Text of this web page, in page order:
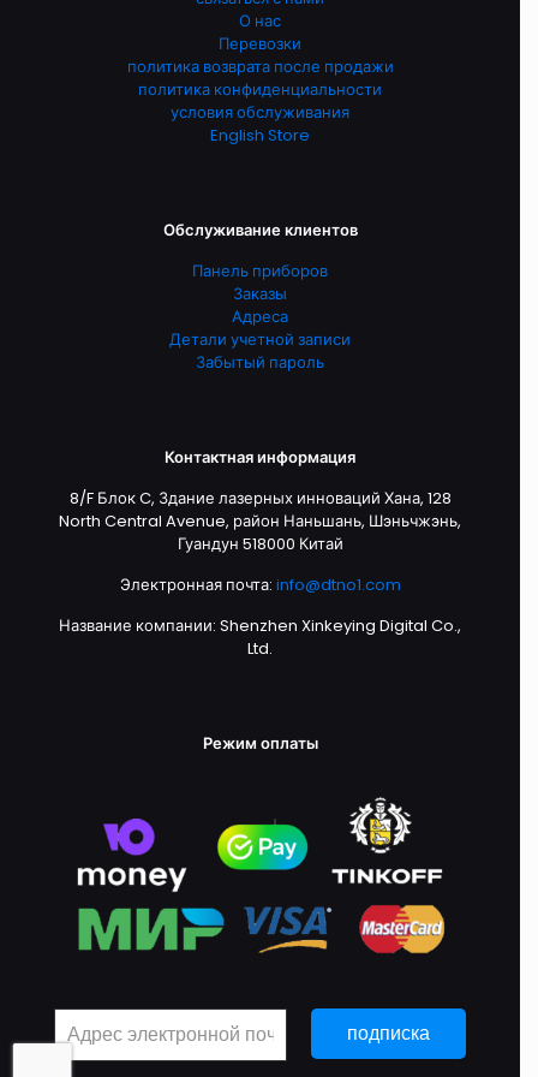
О нас
Перевозки
политика возврата после продажи
политика конфиденциальности
условия обслуживания
English Store
Обслуживание клиентов
Панель приборов
Заказы
Адреса
Детали учетной записи
Забытый пароль
Контактная информация
8/F Блок C, Здание лазерных инноваций Хана, 128
North Central Avenue, район Наньшань, Шэньчжэнь,
Гуандун 518000 Китай
Электронная почта: info@dtno1.com
Название компании: Shenzhen Xinkeying Digital Co.,
Ltd.
Режим оплаты